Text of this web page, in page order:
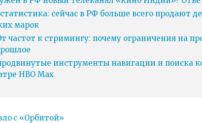
сейчас в РФ больше всего продают
марок
частот к стримингу: почему ограничения на
инструменты навигации и поиска
HBO Max
с «Орбитой»